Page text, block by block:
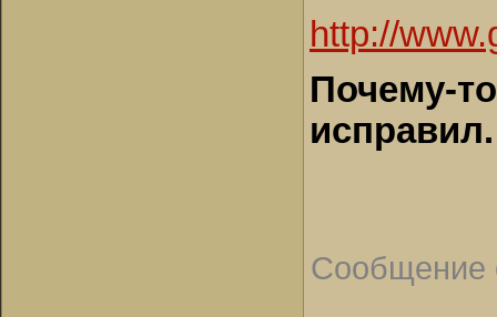
http://
Почему-
исправил.
Сообщение